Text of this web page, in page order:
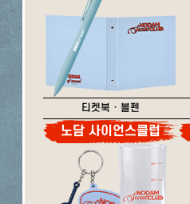
티켓북 · 볼펜
노담 사이언스클럽